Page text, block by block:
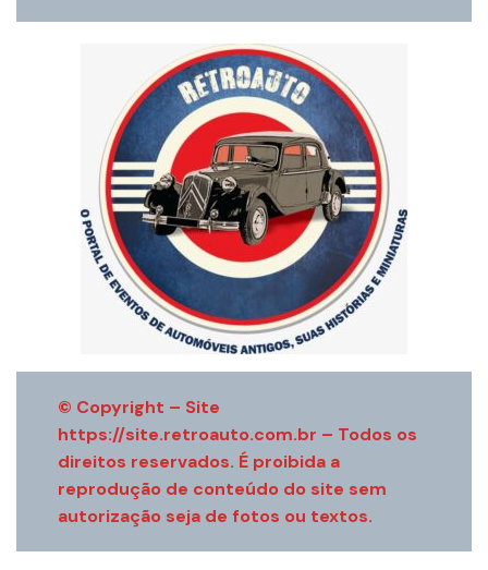
© Copyright – Site
https://site.retroauto.com.br – Todos os
direitos reservados. É proibida a
reprodução de conteúdo do site sem
autorização seja de fotos ou textos.